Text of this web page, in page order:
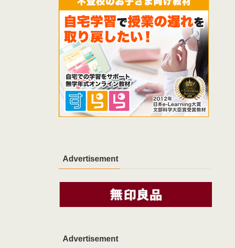
Advertisement
Advertisement